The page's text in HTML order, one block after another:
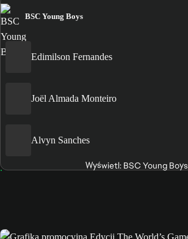
BSC Young Boys
Edimilson Fernandes
Joël Almada Monteiro
Alvyn Sanches
Wyświetl: BSC Young Boys